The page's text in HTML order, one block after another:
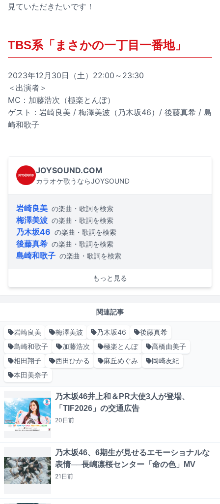
見ていただきたいです！
TBS系「まさかの一丁目一番地」
2023年12月30日（土）22:00～23:30
＜出演者＞
MC：加藤浩次（極楽とんぼ）
ゲスト：岩崎良美 / 梅澤美波（乃木坂46）/ 後藤真希 / 島
崎和歌子
JOYSOUND.COM
カラオケ歌うならJOYSOUND
岩崎良美 の楽曲・歌詞を検索
梅澤美波 の楽曲・歌詞を検索
乃木坂46 の楽曲・歌詞を検索
後藤真希 の楽曲・歌詞を検索
島崎和歌子 の楽曲・歌詞を検索
もっと見る
関連記事
岩崎良美 梅澤美波 乃木坂46
後藤真希
島崎和歌子
加藤浩次 極楽とんぼ
高橋由美子
相田翔子
西田ひかる 麻丘めぐみ
岡崎友紀
本田美奈子
乃木坂46井上和＆PR大使3人が登場、
「TIF2026」の交通広告
20日前
乃木坂46、6期生が見せるエモーショナルな
表情──長嶋凛桜センター「命の色」MV
21日前